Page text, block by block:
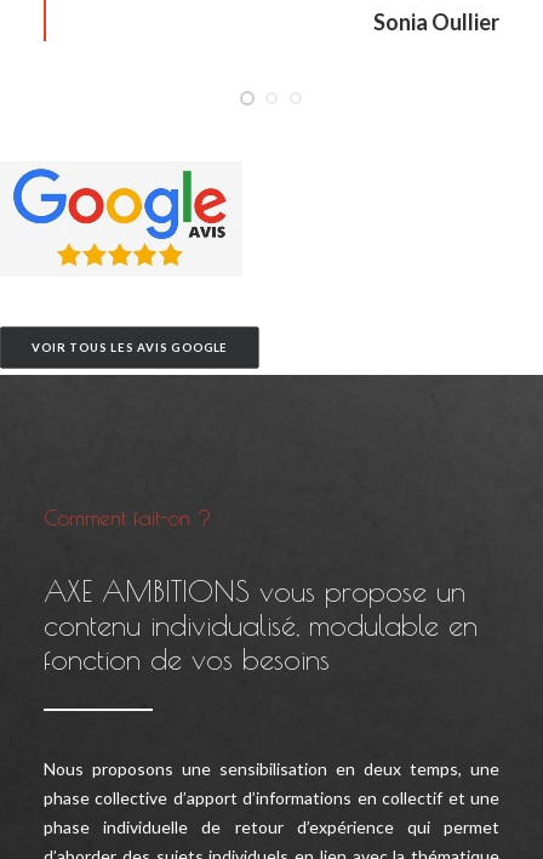
Sonia Oullier
VOIR TOUS LES AVIS GOOGLE
Comment fait-on ?
AXE AMBITIONS vous propose un
contenu individualisé, modulable en
fonction de vos besoins
Nous proposons une sensibilisation en deux temps, une
phase collective d’apport d’informations en collectif et une
phase individuelle de retour d’expérience qui permet